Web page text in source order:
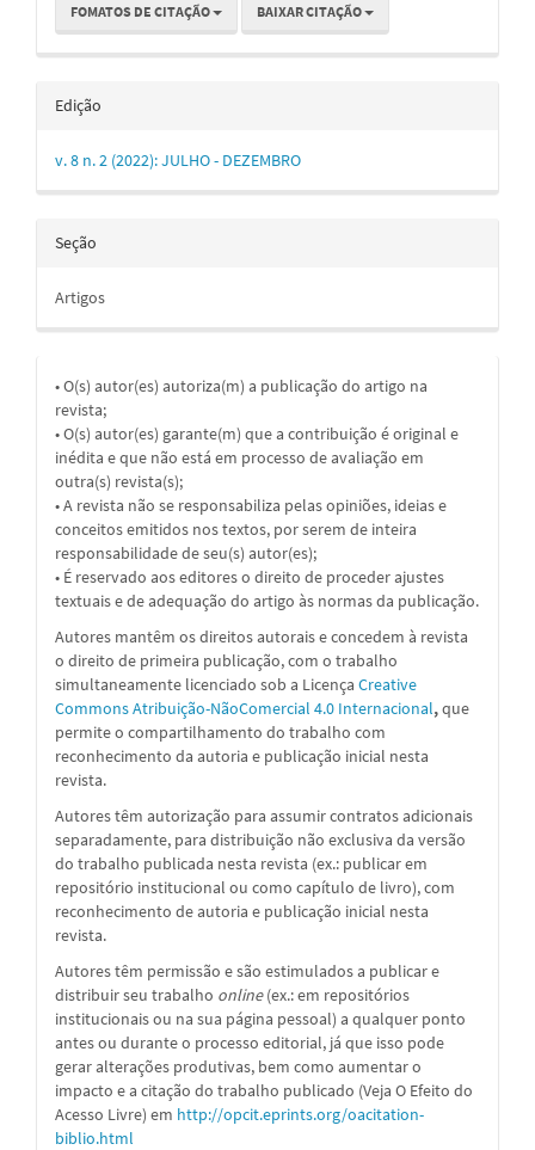
FOMATOS DE CITAÇÃO BAIXAR CITAÇÃO
Edição
v. 8 n. 2 (2022): JULHO - DEZEMBRO
Seção
Artigos
• O(s) autor(es) autoriza(m) a publicação do artigo na
revista;
• O(s) autor(es) garante(m) que a contribuição é original e
inédita e que não está em processo de avaliação em
outra(s) revista(s);
• A revista não se responsabiliza pelas opiniões, ideias e
conceitos emitidos nos textos, por serem de inteira
responsabilidade de seu(s) autor(es);
• É reservado aos editores o direito de proceder ajustes
textuais e de adequação do artigo às normas da publicação.
Autores mantêm os direitos autorais e concedem à revista
o direito de primeira publicação, com o trabalho
simultaneamente licenciado sob a Licença Creative
Commons Atribuição-NãoComercial 4.0 Internacional,que
permite o compartilhamento do trabalho com
reconhecimento da autoria e publicação inicial nesta
revista.
Autores têm autorização para assumir contratos adicionais
separadamente, para distribuição não exclusiva da versão
do trabalho publicada nesta revista (ex.: publicar em
repositório institucional ou como capítulo de livro), com
reconhecimento de autoria e publicação inicial nesta
revista.
Autores têm permissão e são estimulados a publicar e
distribuir seu trabalho online(ex.: em repositórios
institucionais ou na sua página pessoal) a qualquer ponto
antes ou durante o processo editorial, já que isso pode
gerar alterações produtivas, bem como aumentar o
impacto e a citação do trabalho publicado (Veja O Efeito do
Acesso Livre) em http://opcit.eprints.org/oacitation-
biblio.html